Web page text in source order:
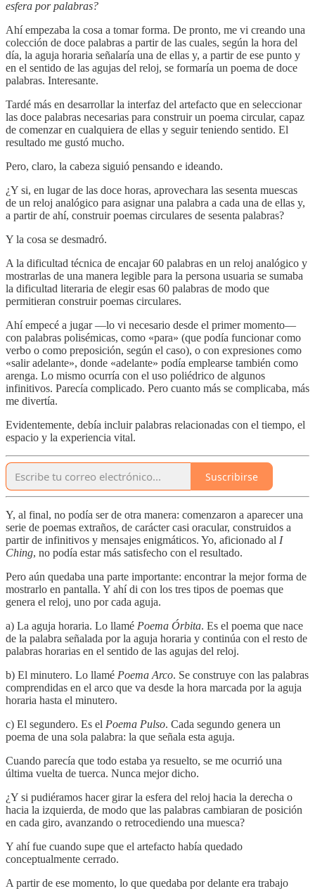
esfera por palabras?
Ahí empezaba la cosa a tomar forma. De pronto, me vi creando una
colección de doce palabras a partir de las cuales, según la hora del
día, la aguja horaria señalaría una de ellas y, a partir de ese punto y
en el sentido de las agujas del reloj, se formaría un poema de doce
palabras. Interesante.
Tardé más en desarrollar la interfaz del artefacto que en seleccionar
las doce palabras necesarias para construir un poema circular, capaz
de comenzar en cualquiera de ellas y seguir teniendo sentido. El
resultado me gustó mucho.
Pero, claro, la cabeza siguió pensando e ideando.
¿Y si, en lugar de las doce horas, aprovechara las sesenta muescas
de un reloj analógico para asignar una palabra a cada una de ellas y,
a partir de ahí, construir poemas circulares de sesenta palabras?
Y la cosa se desmadró.
A la dificultad técnica de encajar 60 palabras en un reloj analógico y
mostrarlas de una manera legible para la persona usuaria se sumaba
la dificultad literaria de elegir esas 60 palabras de modo que
permitieran construir poemas circulares.
Ahí empecé a jugar —lo vi necesario desde el primer momento—
con palabras polisémicas, como «para» (que podía funcionar como
verbo o como preposición, según el caso), o con expresiones como
«salir adelante», donde «adelante» podía emplearse también como
arenga. Lo mismo ocurría con el uso poliédrico de algunos
infinitivos. Parecía complicado. Pero cuanto más se complicaba, más
me divertía.
Evidentemente, debía incluir palabras relacionadas con el tiempo, el
espacio y la experiencia vital.
Suscribirse
Y, al final, no podía ser de otra manera: comenzaron a aparecer una
serie de poemas extraños, de carácter casi oracular, construidos a
partir de infinitivos y mensajes enigmáticos. Yo, aficionado al I
Ching, no podía estar más satisfecho con el resultado.
Pero aún quedaba una parte importante: encontrar la mejor forma de
mostrarlo en pantalla. Y ahí di con los tres tipos de poemas que
genera el reloj, uno por cada aguja.
a) La aguja horaria. Lo llamé Poema Órbita. Es el poema que nace
de la palabra señalada por la aguja horaria y continúa con el resto de
palabras horarias en el sentido de las agujas del reloj.
b) El minutero. Lo llamé Poema Arco. Se construye con las palabras
comprendidas en el arco que va desde la hora marcada por la aguja
horaria hasta el minutero.
c) El segundero. Es el Poema Pulso. Cada segundo genera un
poema de una sola palabra: la que señala esta aguja.
Cuando parecía que todo estaba ya resuelto, se me ocurrió una
última vuelta de tuerca. Nunca mejor dicho.
¿Y si pudiéramos hacer girar la esfera del reloj hacia la derecha o
hacia la izquierda, de modo que las palabras cambiaran de posición
en cada giro, avanzando o retrocediendo una muesca?
Y ahí fue cuando supe que el artefacto había quedado
conceptualmente cerrado.
A partir de ese momento, lo que quedaba por delante era trabajo